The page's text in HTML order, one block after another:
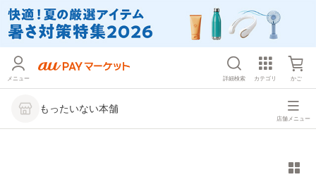
メニュー 詳細検索 カテゴリ かご
もったいない本舗
店舗メニュー